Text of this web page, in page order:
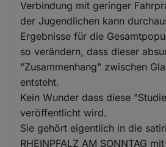
Verbindung mit geringer
der Jugendlichen kann
Ergebnisse für die
so verändern, dass dieser
"Zusammenhang" zwischen
entsteht.
Kein Wunder dass diese
veröffentlicht wird.
Sie gehört eigentlich in die
RHEINPFALZ AM SONNTAG
Cookies